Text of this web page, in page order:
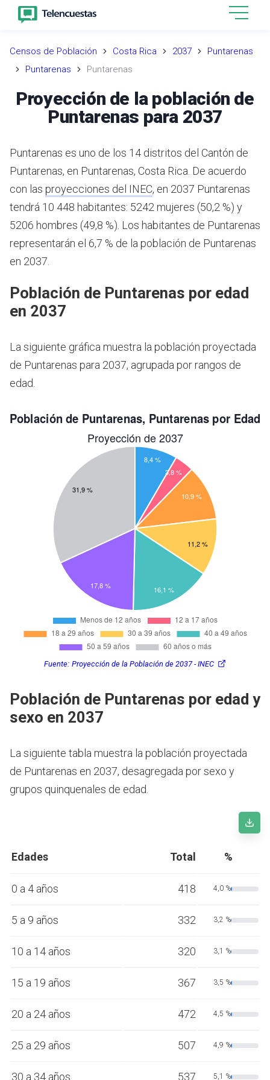
Censos de Población Costa Rica 2037
Puntarenas
Puntarenas
Puntarenas
Proyección de la población de
Puntarenas para 2037
Puntarenas es uno de los 14 distritos del Cantón de
Puntarenas, en Puntarenas, Costa Rica. De acuerdo
con las proyecciones del INEC, en 2037 Puntarenas
tendrá 10 448 habitantes: 5242 mujeres (50,2 %) y
5206 hombres (49,8 %). Los habitantes de Puntarenas
representarán el 6,7 % de la población de Puntarenas
en 2037.
Población de Puntarenas por edad
en 2037
La siguiente gráfica muestra la población proyectada
de Puntarenas para 2037, agrupada por rangos de
edad.
Fuente: Proyección de la Población de 2037 - INEC
Población de Puntarenas por edad y
sexo en 2037
La siguiente tabla muestra la población proyectada
de Puntarenas en 2037, desagregada por sexo y
grupos quinquenales de edad.
Edades Total %
0 a 4 años 418 4,0 %
5 a 9 años 332 3,2 %
10 a 14 años 320 3,1 %
15 a 19 años 367 3,5 %
20 a 24 años 472 4,5 %
25 a 29 años 507 4,9 %
30 a 34 años 537 5,1 %